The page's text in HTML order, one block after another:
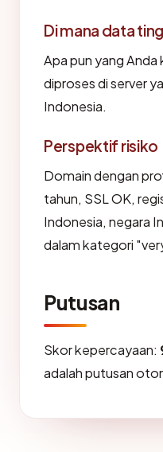
Di mana data
Apa pun yang Anda
diproses di server
Indonesia.
Perspektif risiko
Domain dengan
tahun, SSL OK,
Indonesia, negara
dalam kategori
Putusan
Skor kepercayaan:
adalah putusan